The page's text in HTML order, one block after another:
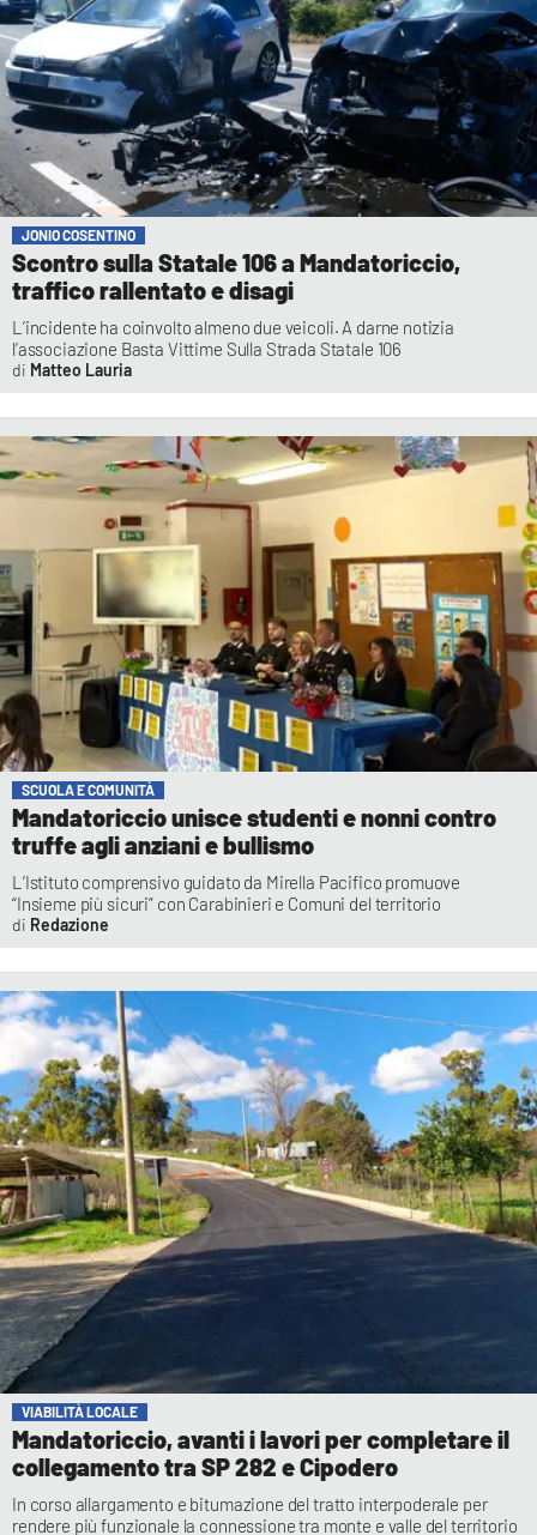
JONIO COSENTINO
Scontro sulla Statale 106 a Mandatoriccio,
traffico rallentato e disagi
L’incidente ha coinvolto almeno due veicoli. A darne notizia
l’associazione Basta Vittime Sulla Strada Statale 106
Matteo Lauria
SCUOLA E COMUNITÀ
Mandatoriccio unisce studenti e nonni contro
truffe agli anziani e bullismo
L’Istituto comprensivo guidato da Mirella Pacifico promuove
“Insieme più sicuri” con Carabinieri e Comuni del territorio
Redazione
VIABILITÀ LOCALE
Mandatoriccio, avanti i lavori per completare il
collegamento tra SP 282 e Cipodero
In corso allargamento e bitumazione del tratto interpoderale per
rendere più funzionale la connessione tra monte e valle del territorio